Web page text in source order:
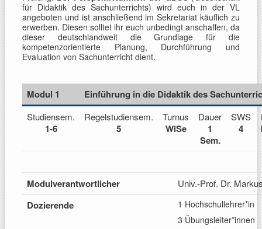
für Didaktik des Sachunterrichts) wird euch in der VL
angeboten und ist anschließend im Sekretariat käuflich zu
erwerben. Diesen solltet ihr euch unbedingt anschaffen, da
dieser deutschlandweit die Grundlage für die
kompetenzorientierte Planung, Durchführung und
Evaluation von Sachunterricht dient.
Modul 1 Einführung in die Didaktik des
Studiensem.
1-6
Regelstudiensem.
5
Turnus
WiSe
Dauer
1
Sem.
SWS
4
Modulverantwortlicher Univ.-Prof. Dr.
Dozierende
1 Hochschullehrer*in
3 Übungsleiter*innen